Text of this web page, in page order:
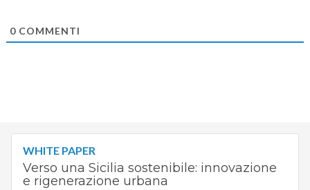
0COMMENTI
WHITE PAPER
Verso una Sicilia sostenibile: innovazione
e rigenerazione urbana